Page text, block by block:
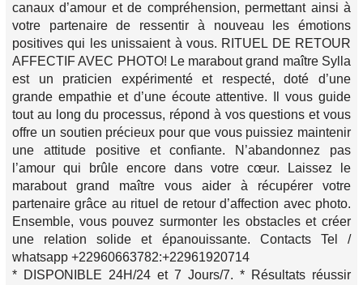
canaux d’amour et de compréhension, permettant ainsi à
votre partenaire de ressentir à nouveau les émotions
positives qui les unissaient à vous. RITUEL DE RETOUR
AFFECTIF AVEC PHOTO! Le marabout grand maître Sylla
est un praticien expérimenté et respecté, doté d’une
grande empathie et d’une écoute attentive. Il vous guide
tout au long du processus, répond à vos questions et vous
offre un soutien précieux pour que vous puissiez maintenir
une attitude positive et confiante. N’abandonnez pas
l’amour qui brûle encore dans votre cœur. Laissez le
marabout grand maître vous aider à récupérer votre
partenaire grâce au rituel de retour d’affection avec photo.
Ensemble, vous pouvez surmonter les obstacles et créer
une relation solide et épanouissante. Contacts Tel /
whatsapp +22960663782:+22961920714
* DISPONIBLE 24H/24 et 7 Jours/7. * Résultats réussir